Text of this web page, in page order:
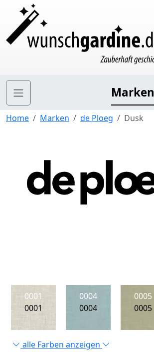
Marken
Home Marken de Ploeg Dusk
0001
0001
0004
0004
0005
0005
alle Farben anzeigen